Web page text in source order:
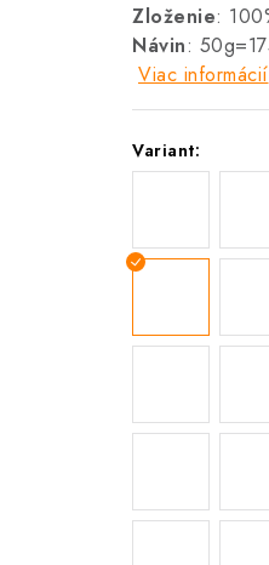
Zloženie:
Návin:
Viac informácií
Variant: